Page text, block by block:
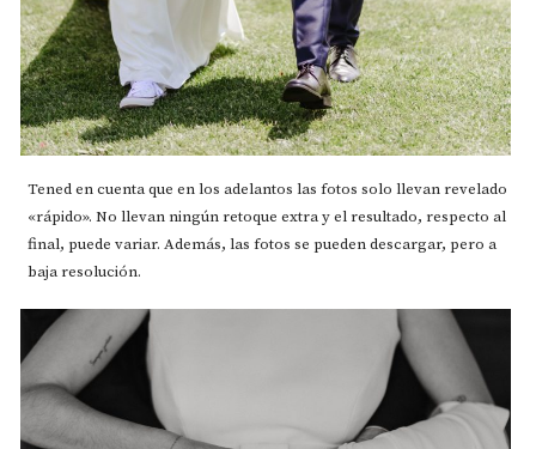
Tened en cuenta que en los adelantos las fotos solo llevan revelado
«rápido». No llevan ningún retoque extra y el resultado, respecto al
final, puede variar. Además, las fotos se pueden descargar, pero a
baja resolución.